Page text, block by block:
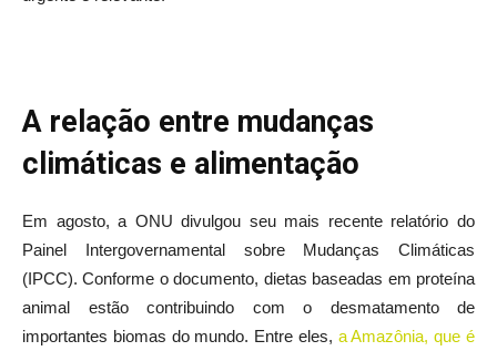
A relação entre mudanças
climáticas e alimentação
Em agosto, a ONU divulgou seu mais recente relatório do
Painel Intergovernamental sobre Mudanças Climáticas
(IPCC). Conforme o documento, dietas baseadas em proteína
animal estão contribuindo com o desmatamento de
importantes biomas do mundo. Entre eles, a Amazônia, que é